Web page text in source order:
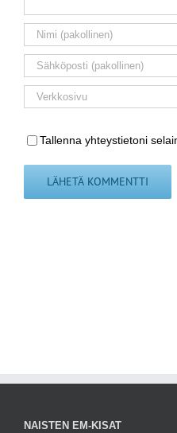
Tallenna yhteystietoni
NAISTEN EM-KISAT